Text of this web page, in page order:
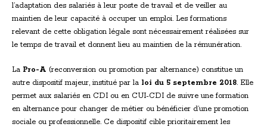
l’adaptation des salariés à leur poste de travail et de veiller au
maintien de leur capacité à occuper un emploi. Les formations
relevant de cette obligation légale sont nécessairement réalisées sur
le temps de travail et donnent lieu au maintien de la rémunération.
La Pro-A (reconversion ou promotion par alternance) constitue un
autre dispositif majeur, institué par la loi du 5 septembre 2018. Elle
permet aux salariés en CDI ou en CUI-CDI de suivre une formation
en alternance pour changer de métier ou bénéficier d’une promotion
sociale ou professionnelle. Ce dispositif cible prioritairement les